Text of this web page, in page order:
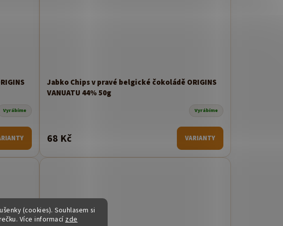
(cookies). Souhlasem si
Více informací zde
Vyrábíme
Jabko Chips v pravé belgické čokoládě ORIGINS
VANUATU 44% 50g
Vyrábíme
68 Kč VARIANTY